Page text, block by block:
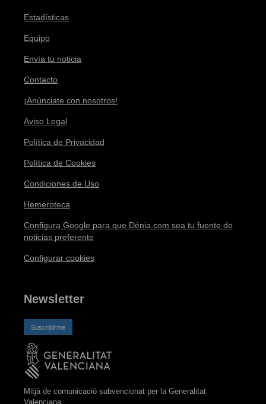
Estadísticas
Equipo
Envía tu noticia
Contacto
¡Anúnciate con nosotros!
Aviso Legal
Política de Privacidad
Política de Cookies
Condiciones de Uso
Hemeroteca
Configura Google para que Dénia.com sea tu fuente de
noticias preferente
Configurar cookies
Newsletter
Suscribirme
Mitjà de comunicació subvencionat per la Generalitat
Valenciana